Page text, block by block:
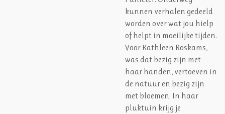
kunnen verhalen gedeeld
worden over wat jou hielp
of helpt in moeilijke tijden.
Voor Kathleen Roskams,
was dat bezig zijn met
haar handen, vertoeven in
de natuur en bezig zijn
met bloemen. In haar
pluktuin krijg je